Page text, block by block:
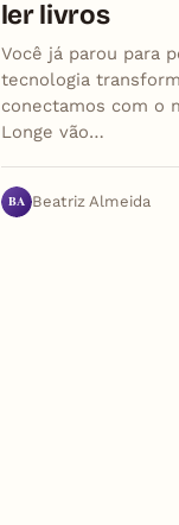
ler livros
Você já parou para
tecnologia
conectamos com o
Longe vão…
BA Beatriz Almeida